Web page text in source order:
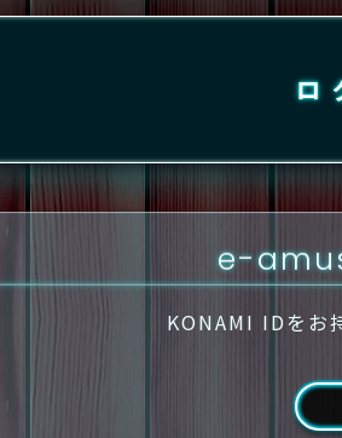
プレー履歴
ロ
e-
KONAMI IDをお